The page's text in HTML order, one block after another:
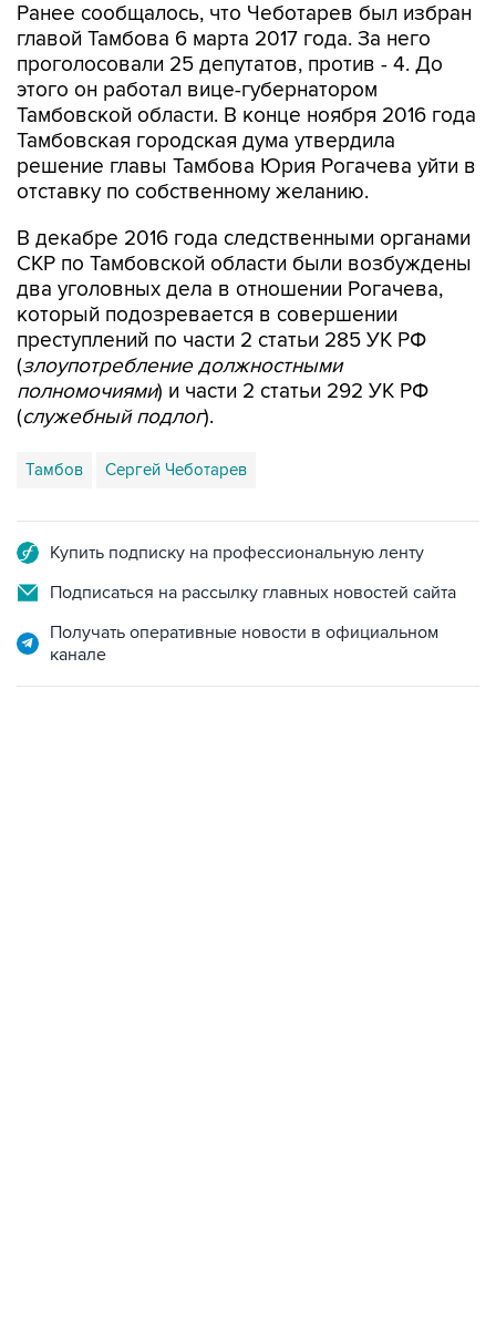
Ранее сообщалось, что Чеботарев был избран
главой Тамбова 6 марта 2017 года. За него
проголосовали 25 депутатов, против - 4. До
этого он работал вице-губернатором
Тамбовской области. В конце ноября 2016 года
Тамбовская городская дума утвердила
решение главы Тамбова Юрия Рогачева уйти в
отставку по собственному желанию.
В декабре 2016 года следственными органами
СКР по Тамбовской области были возбуждены
два уголовных дела в отношении Рогачева,
который подозревается в совершении
преступлений по части 2 статьи 285 УК РФ
(злоупотребление должностными
полномочиями) и части 2 статьи 292 УК РФ
(служебный подлог).
Тамбов Сергей Чеботарев
Купить подписку на профессиональную ленту
Подписаться на рассылку главных новостей сайта
Получать оперативные новости в официальном
канале